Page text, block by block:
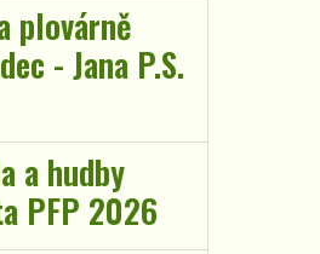
plovárně
- Jana P.S.
a hudby
PFP 2026